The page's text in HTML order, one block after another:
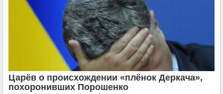
Царёв о происхождении «плёнок Деркача»,
похоронивших Порошенко